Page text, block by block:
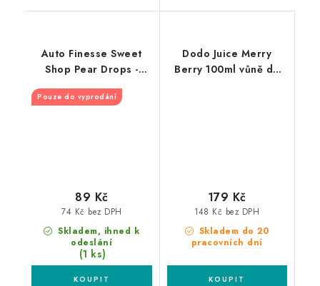
Auto Finesse Sweet
Shop Pear Drops -
Pouze do vyprodání
Skladem, ihned k
odeslání
(1 ks)
74 Kč bez DPH
89 Kč
Dodo Juice Merry
Berry 100ml vůně do
Skladem do 20
pracovních dní
148 Kč bez DPH
179 Kč